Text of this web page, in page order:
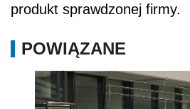
produkt sprawdzonej firmy.
POWIĄZANE